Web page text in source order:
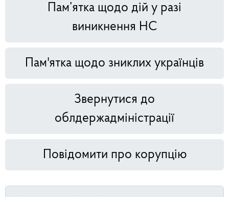
Пам’ятка щодо дій у разі
виникнення НС
Пам'ятка щодо зниклих українців
Звернутися до
облдержадміністрації
Повідомити про корупцію